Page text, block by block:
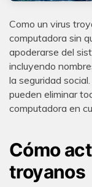
Como un virus
computadora sin
apoderarse del
incluyendo
la seguridad
pueden eliminar
computadora en
Cómo
troyanos